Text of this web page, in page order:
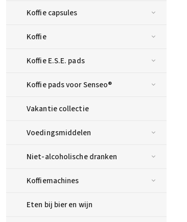
Koffie capsules
Koffie
Koffie E.S.E. pads
Koffie pads voor Senseo®
Vakantie collectie
Voedingsmiddelen
Niet-alcoholische dranken
Koffiemachines
Eten bij bier en wijn